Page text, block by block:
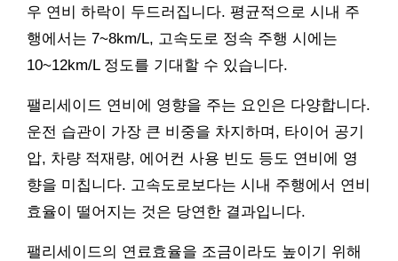
우 연비 하락이 두드러집니다. 평균적으로 시내 주
행에서는 7~8km/L, 고속도로 정속 주행 시에는
10~12km/L 정도를 기대할 수 있습니다.
팰리세이드 연비에 영향을 주는 요인은 다양합니다.
운전 습관이 가장 큰 비중을 차지하며, 타이어 공기
압, 차량 적재량, 에어컨 사용 빈도 등도 연비에 영
향을 미칩니다. 고속도로보다는 시내 주행에서 연비
효율이 떨어지는 것은 당연한 결과입니다.
팰리세이드의 연료효율을 조금이라도 높이기 위해